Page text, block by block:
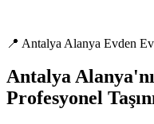
📍 Antalya Alanya Evden
Antalya
Profesyonel